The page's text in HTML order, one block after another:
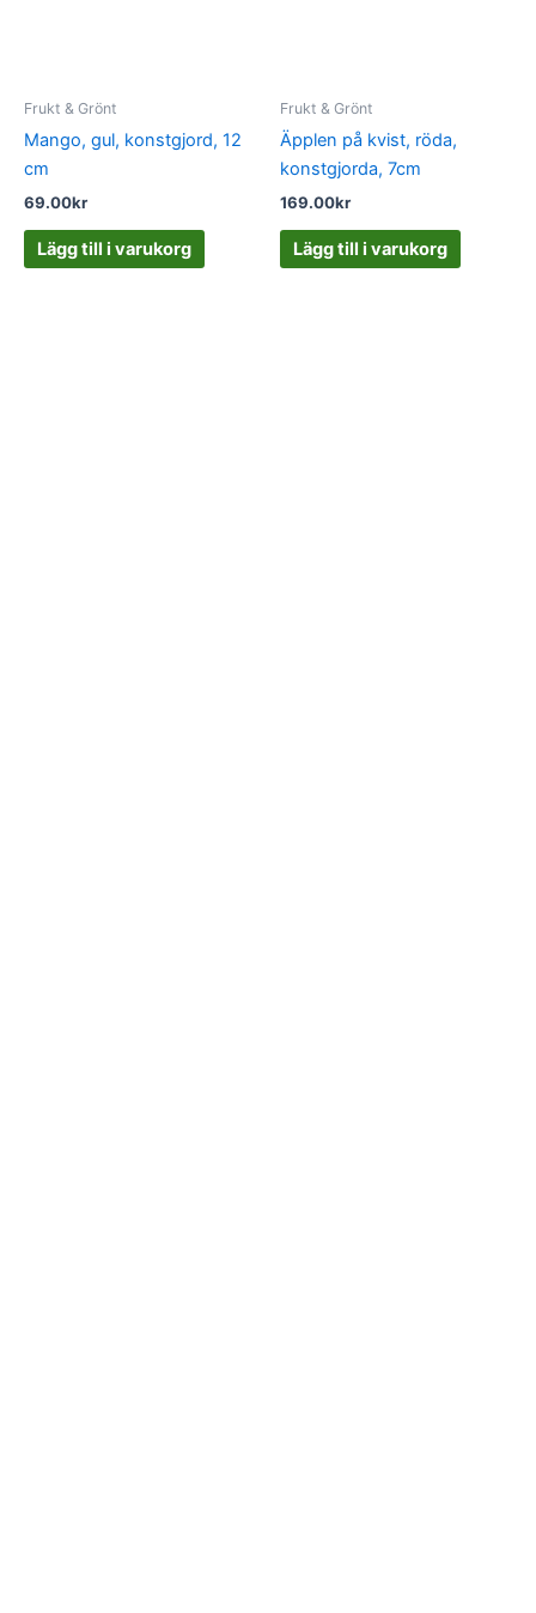
Frukt & Grönt
Mango, gul, konstgjord, 12
cm
69.00kr
Lägg till i varukorg
Frukt & Grönt
Äpplen på kvist, röda,
konstgjorda, 7cm
169.00kr
Lägg till i varukorg